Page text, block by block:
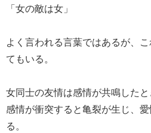
「女の敵は女」
よく言われる言葉ではあるが、
てもいる。
女同士の友情は感情が共鳴した
感情が衝突すると亀裂が生じ、
る。